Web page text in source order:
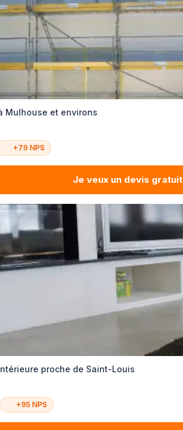
Mulhouse et environs
+79 NPS
Je veux un devis gratuit
proche de Saint-Louis
+95 NPS